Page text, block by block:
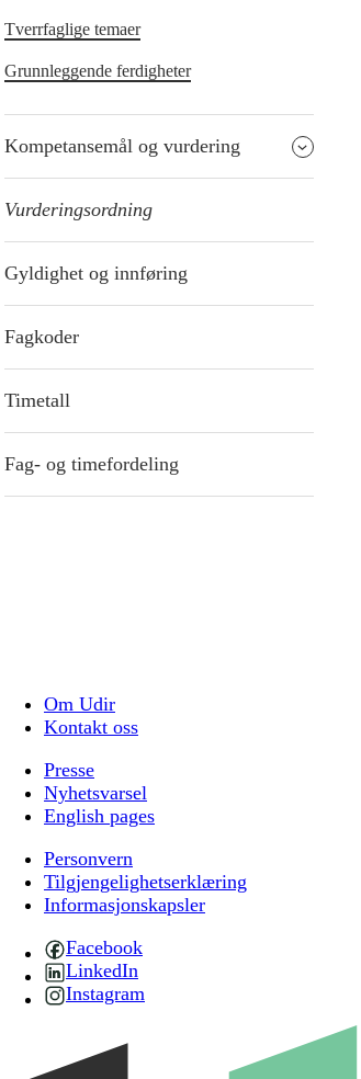
Tverrfaglige temaer
Grunnleggende ferdigheter
Kompetansemål og vurdering
Vurderingsordning
Gyldighet og innføring
Fagkoder
Timetall
Fag- og timefordeling
Om Udir
Kontakt oss
Presse
Nyhetsvarsel
English pages
Personvern
Tilgjengelighetserklæring
Informasjonskapsler
Facebook
LinkedIn
Instagram